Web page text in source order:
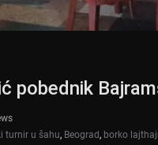
pobednik
turnir u šahu, Beograd, borko